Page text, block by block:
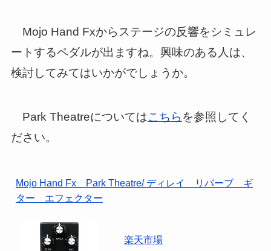
Mojo Hand Fxからステージの反響をシミュレ
ートするペダルが出ますね。興味のある人は、
検討してみてはいかがでしょうか。
Park Theatreについてはこちら を参照してく
ださい。
Mojo Hand Fx Park Theatre/ ディレイ リバーブ ギ
ター エフェクター
楽天市場